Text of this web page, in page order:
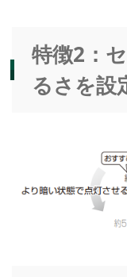
特徴2：
るさを設